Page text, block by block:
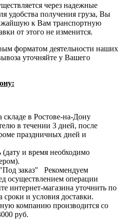
через надежные
удобства получения груза, Вы
к Вам транспортную
от этого не изменится.
форматом деятельности наших
уточняйте у Вашего
в Ростове-на-Дону
в течении 3 дней, после
праздничных дней и
и время необходимо
заказ" Рекомендуем
осуществлением операции
интернет-магазина уточнить по
сроки и условия доставки.
компанию производится со
руб.